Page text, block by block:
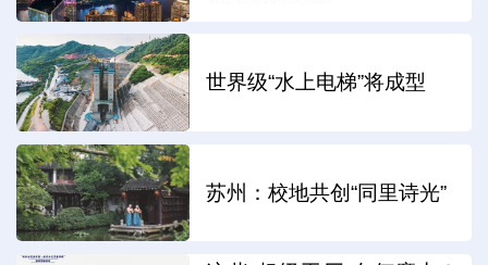
世界级“水上电梯”将成型
苏州：校地共创“同里诗光”